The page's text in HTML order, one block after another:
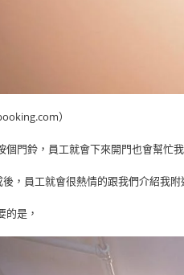
）
個門鈴，員工就會下來開門也會幫忙
，員工就會很熱情的跟我們介紹我
的是，